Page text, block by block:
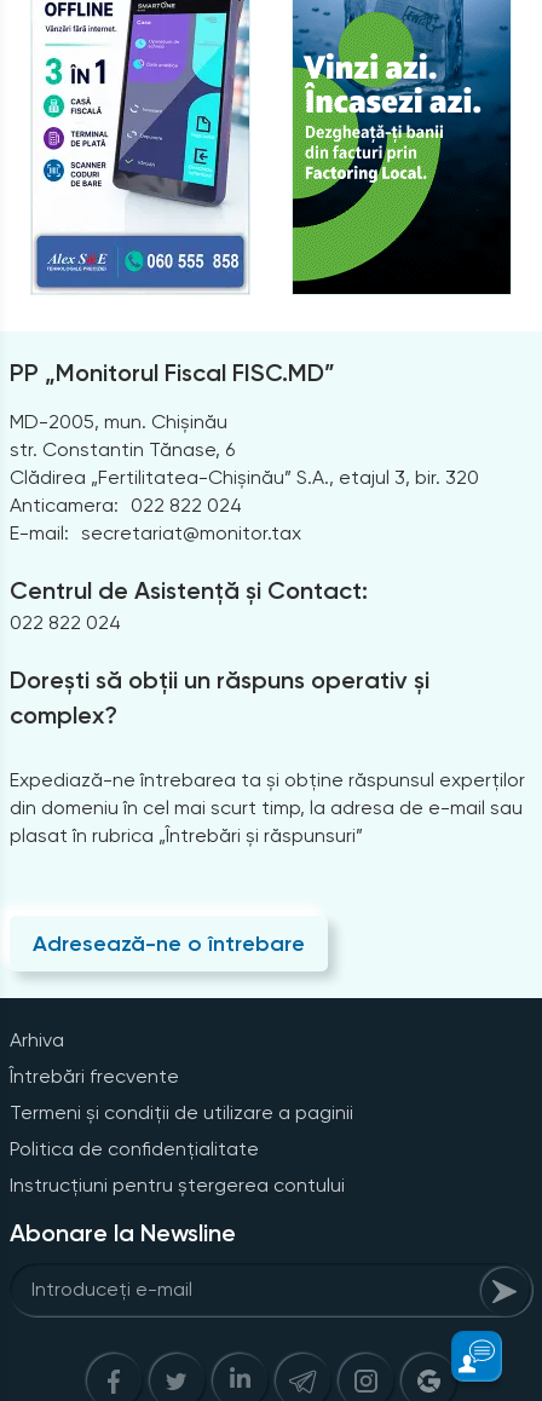
PP „Monitorul Fiscal FISC.MD”
MD-2005, mun. Chișinău
str. Constantin Tănase, 6
Clădirea „Fertilitatea-Chișinău” S.A., etajul 3, bir. 320
Anticamera:
022 822 024
E-mail: secretariat@monitor.tax
Centrul de Asistență și Contact:
022 822 024
Dorești să obții un răspuns operativ și
complex?
Expediază-ne întrebarea ta și obține răspunsul experților
din domeniu în cel mai scurt timp, la adresa de e-mail sau
plasat în rubrica „Întrebări și răspunsuri”
Adresează-ne o întrebare
Arhiva
Întrebări frecvente
Termeni și condiții de utilizare a paginii
Politica de confidențialitate
Instrucțiuni pentru ștergerea contului
Abonare la Newsline